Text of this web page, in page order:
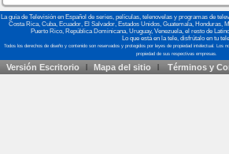
La guía de Televisión en Español de series, películas, telenovelas y programas de
Costa Rica, Cuba, Ecuador, El Salvador, Estados Unidos, Guatemala, Honduras,
Puerto Rico, República Dominicana, Uruguay, Venezuela, el resto de
Lo que está en la tele, disfrútalo en tu
Versión Escritorio Mapa del sitio Términos y